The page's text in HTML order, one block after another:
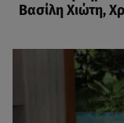
Βασίλη Χιώτη,